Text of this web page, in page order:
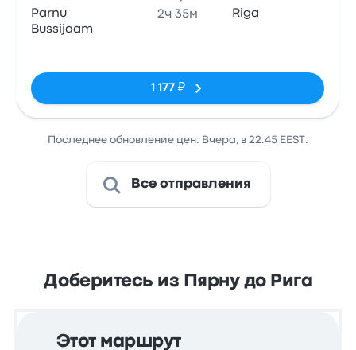
Parnu
Bussijaam
2ч 35м Riga
1 177 ₽
Последнее обновление цен: Вчера, в 22:45 EEST.
Все отправления
Доберитесь из Пярну до Рига
Этот маршрут